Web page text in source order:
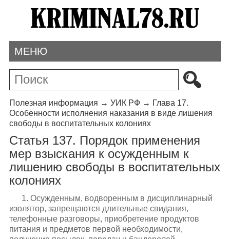
МЕНЮ
Полезная информация → УИК РФ→ Глава 17.
Особенности исполнения наказания в виде лишения
свободы в воспитательных колониях
Статья 137. Порядок применения
мер взыскания к осужденным к
лишению свободы в воспитательных
колониях
1. Осужденным, водворенным в дисциплинарный
изолятор, запрещаются длительные свидания,
телефонные разговоры, приобретение продуктов
питания и предметов первой необходимости,